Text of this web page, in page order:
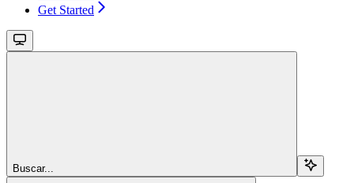
Get Started
Buscar...